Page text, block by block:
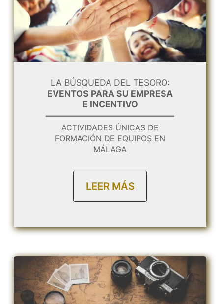
LA BÚSQUEDA DEL TESORO:
EVENTOS PARA SU EMPRESA
E INCENTIVO
ACTIVIDADES ÚNICAS DE
FORMACIÓN DE EQUIPOS EN
MÁLAGA
LEER MÁS